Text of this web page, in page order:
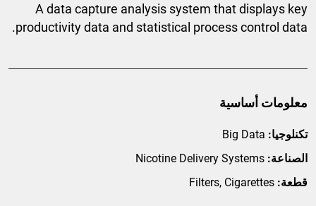
A data capture analysis system that displays key
productivity data and statistical process control data.
معلومات أساسية
تكنلوجيا:
الصناعة:
قطعة: